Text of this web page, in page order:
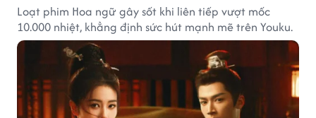
Loạt phim Hoa ngữ gây sốt khi liên tiếp vượt mốc
10.000 nhiệt, khẳng định sức hút mạnh mẽ trên Youku.